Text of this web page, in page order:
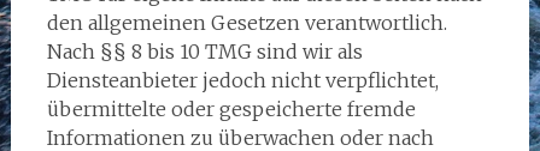
den allgemeinen Gesetzen verantwortlich.
Nach §§ 8 bis 10 TMG sind wir als
Diensteanbieter jedoch nicht verpflichtet,
übermittelte oder gespeicherte fremde
Informationen zu überwachen oder nach